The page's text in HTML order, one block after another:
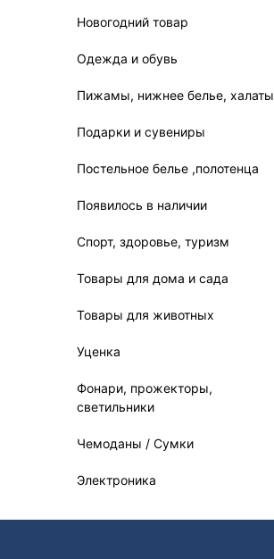
Новогодний товар
Одежда и обувь
Пижамы, нижнее белье, халаты
Подарки и сувениры
Постельное белье ,полотенца
Появилось в наличии
Спорт, здоровье, туризм
Товары для дома и сада
Товары для животных
Уценка
Фонари, прожекторы,
светильники
Чемоданы / Сумки
Электроника